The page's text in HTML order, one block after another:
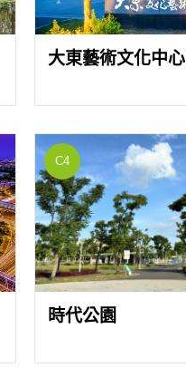
大東藝術文化中心
C4
時代公園